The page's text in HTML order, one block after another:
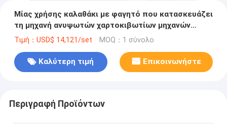
Μίας χρήσης καλαθάκι με φαγητό που κατασκευάζει
τη μηχανή ανυψωτών χαρτοκιβωτίων μηχανών
120gsm-450gsm
Τιμή：USD$ 14,121/set MOQ：1 σύνολο
Καλύτερη τιμή Επικοινωνήστε
Περιγραφή Προϊόντων